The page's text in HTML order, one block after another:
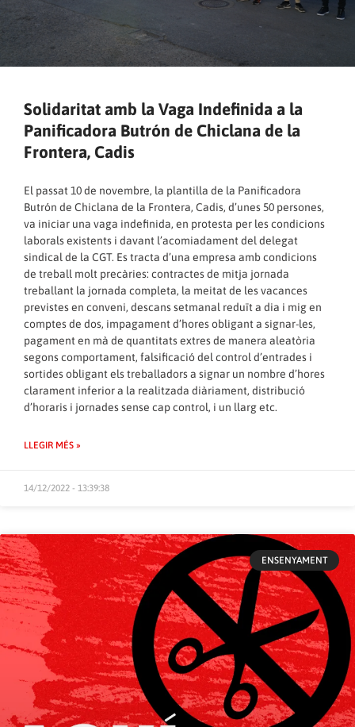
Solidaritat amb la Vaga Indefinida a la
Panificadora Butrón de Chiclana de la
Frontera, Cadis
El passat 10 de novembre, la plantilla de la Panificadora
Butrón de Chiclana de la Frontera, Cadis, d’unes 50 persones,
va iniciar una vaga indefinida, en protesta per les condicions
laborals existents i davant l’acomiadament del delegat
sindical de la CGT. Es tracta d’una empresa amb condicions
de treball molt precàries: contractes de mitja jornada
treballant la jornada completa, la meitat de les vacances
previstes en conveni, descans setmanal reduït a dia i mig en
comptes de dos, impagament d’hores obligant a signar-les,
pagament en mà de quantitats extres de manera aleatòria
segons comportament, falsificació del control d’entrades i
sortides obligant els treballadors a signar un nombre d’hores
clarament inferior a la realitzada diàriament, distribució
d’horaris i jornades sense cap control, i un llarg etc.
LLEGIR MÉS »
14/12/2022 - 13:39:38
ENSENYAMENT